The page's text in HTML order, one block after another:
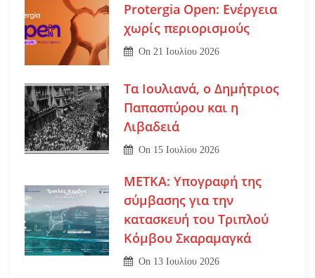
Protergia Open: Ενέργεια
χωρίς περιορισμούς
On21 Ιουλίου 2026
Τα Ιουλιανά, ο Δημήτριος
Παπασπύρου και η
Λιβαδειά
On 15 Ιουλίου 2026
ΜΕΤΚΑ: Υπογραφή της
σύμβασης για την
κατασκευή του Τριπλού
Κόμβου Σκαραμαγκά
On 13 Ιουλίου 2026